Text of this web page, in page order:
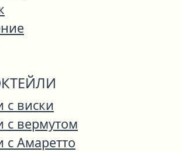
с виски
с вермутом
с Амаретто